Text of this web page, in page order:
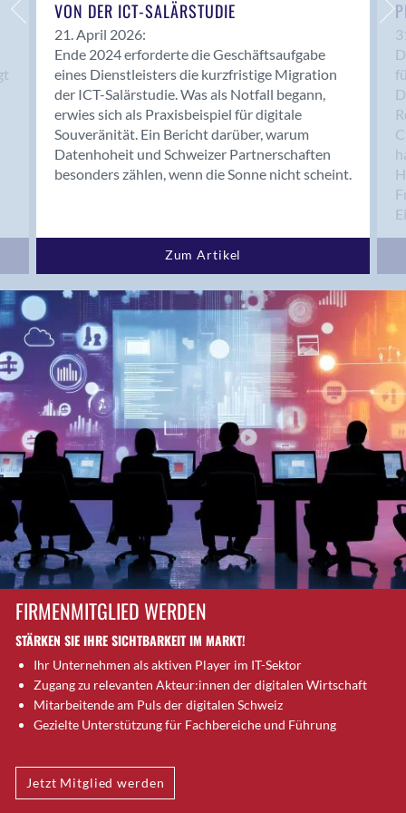
Bern 15
Bern 22
Bern 65
Bern 9
Bern-Zollikofen
Biel/Bienne
Binningen
Birsfelden
Bottighofen
Bremgarten bei Bern
Brig
Brig-Glis
Bronschhofen
Brugg
Brugg AG
Brütten
Bubendorf
Buchs (SG)
Burgdorf
Bäretswil
Bülach
Cazis
Cham
Chur
Crissier
Dierikon
Dietikon
VON DER ICT-SALÄRSTUDIE
21. April 2026:
Ende 2024 erforderte die Geschäftsaufgabe
eines Dienstleisters die kurzfristige Migration
der ICT-Salärstudie. Was als Notfall begann,
erwies sich als Praxisbeispiel für digitale
Souveränität. Ein Bericht darüber, warum
Datenhoheit und Schweizer Partnerschaften
besonders zählen, wenn die Sonne nicht scheint.
Zum Artikel
FIRMENMITGLIED WERDEN
STÄRKEN SIE IHRE SICHTBARKEIT IM MARKT!
Ihr Unternehmen als aktiven Player im IT-Sektor
Zugang zu relevanten Akteur:innen der digitalen Wirtschaft
Mitarbeitende am Puls der digitalen Schweiz
Gezielte Unterstützung für Fachbereiche und Führung
Jetzt Mitglied werden